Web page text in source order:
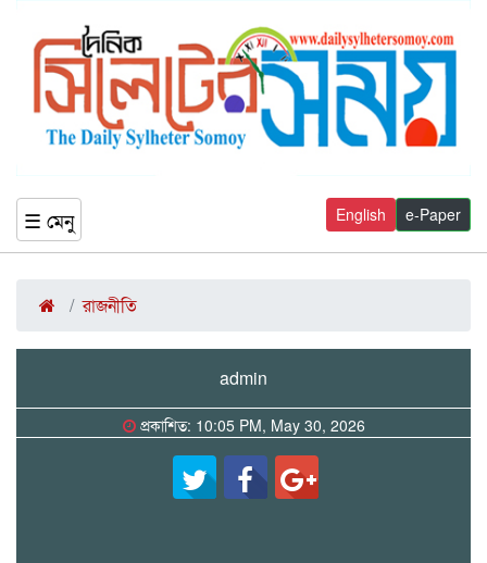
☰ মেনু e-Paper
English
রাজনীতি
admin
প্রকাশিত: 10:05 PM, May 30, 2026